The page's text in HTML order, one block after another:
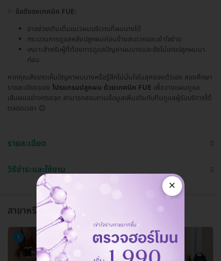
ข้อดีของเทคนิค FUE:
อาจช่วยเติมเต็มแนวผมบริเวณที่ผมบางได้
กระบวนการดูแลหลังปลูกผมค่อนข้างสะดวกและเข้าใจง่าย
เหมาะสำหรับผู้ที่ต้องการดูแลปัญหาผมบางและยังไม่เคยปลูกผมมา
ก่อน
หากคุณสังเกตเห็นปัญหาผมบางหรือรู้สึกไม่มั่นใจในลุคของตัวเอง ลองศึกษา
รายละเอียดของ โปรแกรมปลูกผม ด้วยเทคนิค FUE เพื่อวางแผนดูแล
เส้นผมอย่างตรงจุด สามารถสอบถามข้อมูลเพิ่มเติมกับทีมดูแลผู้รับบริการได้
ตลอดเวลา 😊
รายละเอียด
วิธีชำระและใช้งาน
สาขาหรือแผนกที่ให้บริการ
1
×